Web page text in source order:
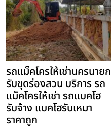
รถแม็คโครให้เช่านครนายก
รับขุดร่องสวน บริการ รถ
แม็คโครให้เช่า รถแบคโฮ
รับจ้าง แบคโฮรับเหมา
ราคาถูก